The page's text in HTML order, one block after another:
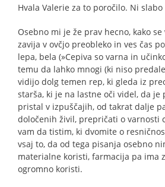
Hvala Valerie za to poročilo. Ni
Osebno mi je že prav hecno, kako
zavija v ovčjo preobleko in ves čas
lepa, bela (»Cepiva so varna in
temu da lahko mnogi (ki niso
vidijo dolg temen rep, ki gleda iz
starša, ki je na lastne oči videl, da
pristal v izpuščajih, od takrat dalje
določenih živil, prepričati o varnosti
vam da tistim, ki dvomite o
vsaj to, da od tega pisanja osebno
materialne koristi, farmacija pa ima
ogromno koristi.